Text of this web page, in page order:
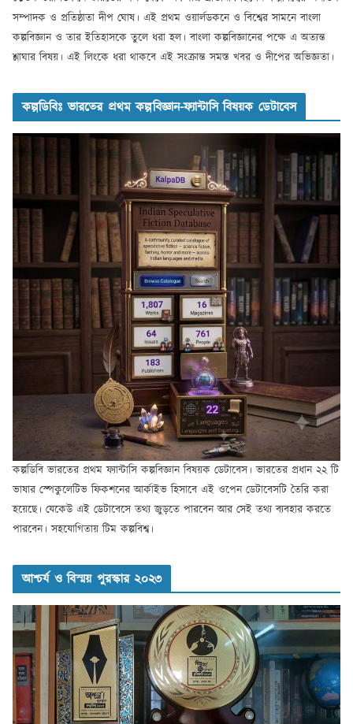
সম্পাদক ও প্রতিষ্ঠাতা দীপ ঘোষ। এই প্রথম ওয়ার্লডকনে ও বিশ্বের সামনে বাংলা
কল্পবিজ্ঞান ও তার ইতিহাসকে তুলে ধরা হল। বাংলা কল্পবিজ্ঞানের পক্ষে এ অত্যন্ত
শ্লাঘার বিষয়। এই লিংকে ধরা থাকবে এই সংক্রান্ত সমস্ত খবর ও দীপের অভিজ্ঞতা।
কল্পডিবিঃ ভারতের প্রথম কল্পবিজ্ঞান-ফ্যান্টাসি বিষয়ক ডেটাবেস
কল্পডিবি ভারতের প্রথম ফ্যান্টাসি কল্পবিজ্ঞান বিষয়ক ডেটাবেস। ভারতের প্রধান ২২ টি
ভাষার স্পেকুলেটিভ ফিকশনের আর্কাইভ হিসাবে এই ওপেন ডেটাবেসটি তৈরি করা
হয়েছে। যেকেউ এই ডেটাবেসে তথ্য জুড়তে পারবেন আর সেই তথ্য ব্যবহার করতে
পারবেন। সহযোগিতায় টিম কল্পবিশ্ব।
আশ্চর্য ও বিস্ময় পুরস্কার ২০২৩